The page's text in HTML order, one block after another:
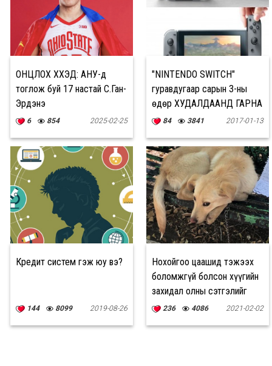
ОНЦЛОХ ХҮҮХЭД: АНУ-д
тоглож буй 17 настай С.Ган-
Эрдэнэ
6 854 2025-02-25
"NINTENDO SWITCH"
гуравдугаар сарын 3-ны
өдөр ХУДАЛДААНД ГАРНА
84 3841 2017-01-13
Кредит систем гэж юу вэ?
144 8099 2019-08-26
Нохойгоо цаашид тэжээх
боломжгүй болсон хүүгийн
захидал олны сэтгэлийг
хөдөлгөжээ
236 4086 2021-02-02